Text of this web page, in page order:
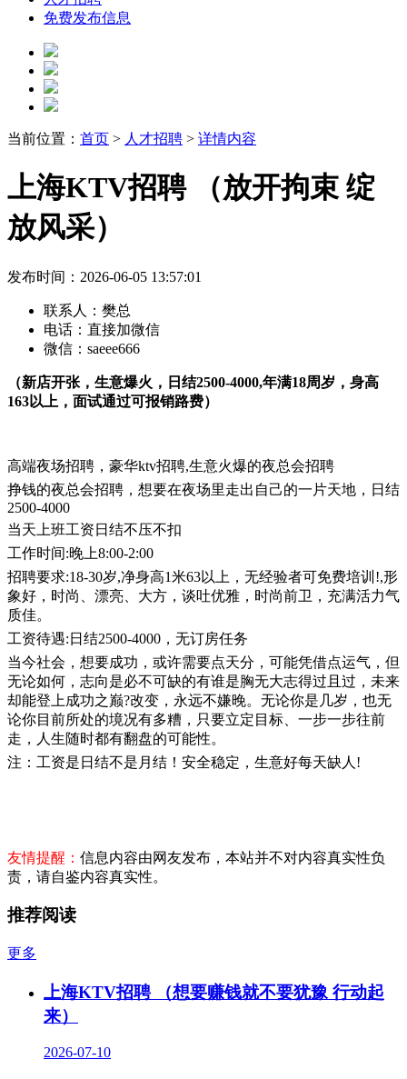
免费发布信息
当前位置： 首页 > 人才招聘 > 详情内容
上海KTV招聘 （放开拘束 绽
放风采）
发布时间：2026-06-05 13:57:01
联系人： 樊总
电话： 直接加微信
微信： saeee666
（新店开张，生意爆火，日结2500-4000,年满18周岁，身高
163以上，面试通过可报销路费）
高端夜场招聘，豪华ktv招聘,生意火爆的夜总会招聘
挣钱的夜总会招聘，想要在夜场里走出自己的一片天地，日结
2500-4000
当天上班工资日结不压不扣
工作时间:晚上8:00-2:00
招聘要求:18-30岁,净身高1米63以上，无经验者可免费培训!,形
象好，时尚、漂亮、大方，谈吐优雅，时尚前卫，充满活力气
质佳。
工资待遇:日结2500-4000，无订房任务
当今社会，想要成功，或许需要点天分，可能凭借点运气，但
无论如何，志向是必不可缺的有谁是胸无大志得过且过，未来
却能登上成功之巅?改变，永远不嫌晚。无论你是几岁，也无
论你目前所处的境况有多糟，只要立定目标、一步一步往前
走，人生随时都有翻盘的可能性。
注：工资是日结不是月结！安全稳定，生意好每天缺人!
友情提醒： 信息内容由网友发布，本站并不对内容真实性负
责，请自鉴内容真实性。
推荐阅读
更多
上海KTV招聘 （想要赚钱就不要犹豫 行动起
来）
2026-07-10